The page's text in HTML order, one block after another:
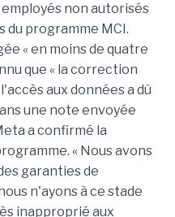
non autorisés
du programme MCI.
« en moins de quatre
que « la correction
aux données a dû
une note envoyée
a confirmé la
« Nous avons
garanties de
n'ayons à ce stade
inapproprié aux